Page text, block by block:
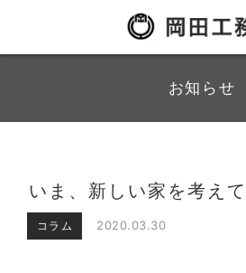
お知らせ
いま、新しい家を考え
コラム 2020.03.30